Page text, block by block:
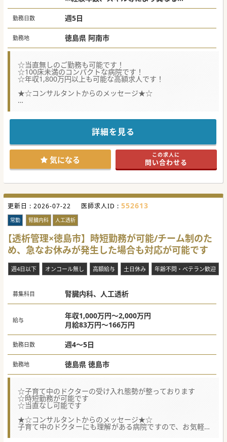
当直代は別途支給
勤務日数 週5日
勤務地 徳島県 阿南市
☆当直無しのご勤務も可能です！
☆100床未満のコンパクトな病院です！
☆年収1,800万円以上も可能な高額求人です！
★☆コンサルタントからのメッセージ★☆
透析管理が可能なドクターを優先的に募集されています。
地域医療にご興味がある方もぜひお問い合わせください♪
#秋入職可
詳細を見る
気になる この求人に
問い合わせる
更新日 : 2026-07-22 医師求人ID : 552613
常勤 腎臓内科 人工透析
【透析管理×徳島市】時短勤務が可能/チーム制のた
め、急なお休みが発生した場合も対応が可能です
週4日以下 オンコール無し 高額給与 土日休み 年齢不問・ベテラン歓迎
募集科目 腎臓内科、人工透析
給与
年収1,000万円～2,000万円
月給83万円～166万円
勤務日数 週4～5日
勤務地 徳島県 徳島市
☆子育て中のドクターの受け入れ態勢が整っております
☆時短勤務が可能です
☆当直なし可能です
★☆コンサルタントからのメッセージ★☆
子育て中のドクターにも理解がある病院ですので、お気軽に
お問い合わせください。